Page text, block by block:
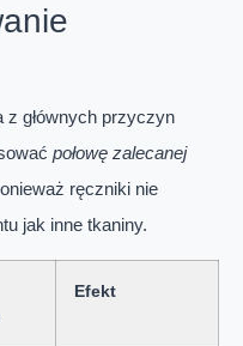
z głównych przyczyn
połowę zalecanej
ręczniki nie
jak inne tkaniny.
Efekt